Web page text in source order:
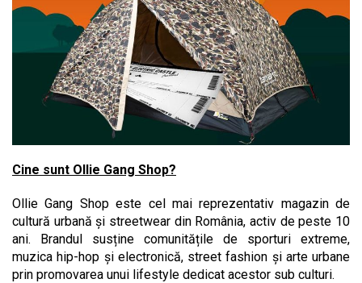
Cine sunt Ollie Gang Shop?
Ollie Gang Shop este cel mai reprezentativ magazin de
cultură urbană și streetwear din România, activ de peste 10
ani. Brandul susține comunitățile de sporturi extreme,
muzica hip-hop și electronică, street fashion și arte urbane
prin promovarea unui lifestyle dedicat acestor sub culturi.